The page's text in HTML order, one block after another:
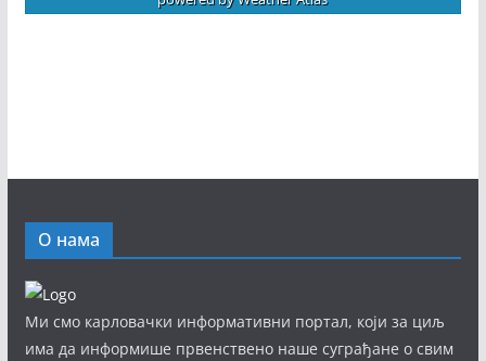
О нама
Ми смо карловачки информативни портал, који за циљ
има да информише првенствено наше суграђане о свим